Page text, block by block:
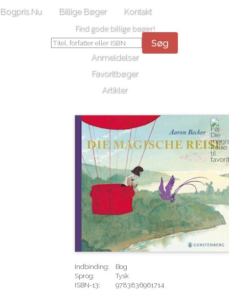
Bogpris.Nu Billige Bøger Kontakt
Find gode billige bøger!
Søg
Anmeldelser
Favoritbøger
Artikler
Indbinding:
Bog
Sprog:
Tysk
ISBN-13:
9783836961714